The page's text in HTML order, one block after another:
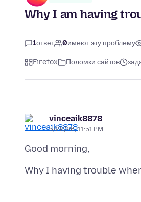
Why I am having
1ответ 0имеют эту проблему
Firefox Поломки сайтов
vinceaik8878
5/29/26, 11:51 PM